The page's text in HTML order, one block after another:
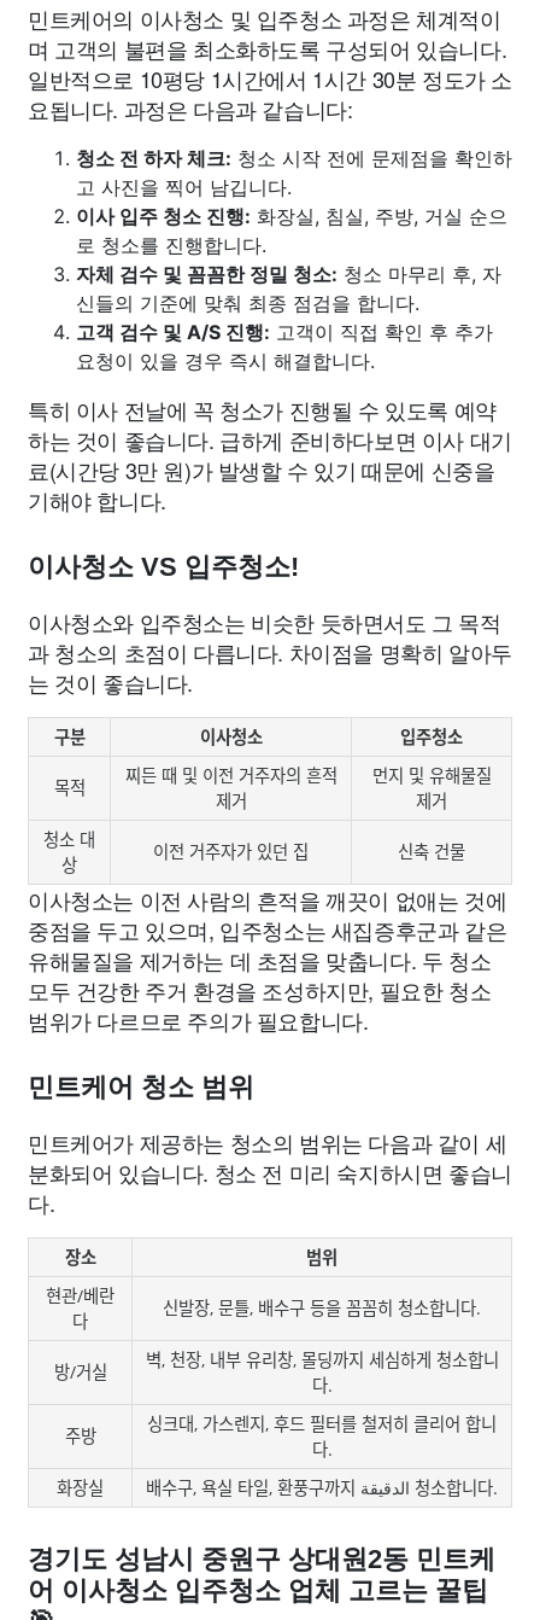
민트케어의 이사청소 및 입주청소 과정은 체계적이
며 고객의 불편을 최소화하도록 구성되어 있습니다.
일반적으로 10평당 1시간에서 1시간 30분 정도가 소
요됩니다. 과정은 다음과 같습니다:
청소 전 하자 체크: 청소 시작 전에 문제점을 확인하
고 사진을 찍어 남깁니다.
이사 입주 청소 진행: 화장실, 침실, 주방, 거실 순으
로 청소를 진행합니다.
자체 검수 및 꼼꼼한 정밀 청소: 청소 마무리 후, 자
신들의 기준에 맞춰 최종 점검을 합니다.
고객 검수 및 A/S 진행: 고객이 직접 확인 후 추가
요청이 있을 경우 즉시 해결합니다.
특히 이사 전날에 꼭 청소가 진행될 수 있도록 예약
하는 것이 좋습니다. 급하게 준비하다보면 이사 대기
료(시간당 3만 원)가 발생할 수 있기 때문에 신중을
기해야 합니다.
이사청소 VS 입주청소!
이사청소와 입주청소는 비슷한 듯하면서도 그 목적
과 청소의 초점이 다릅니다. 차이점을 명확히 알아두
는 것이 좋습니다.
구분 이사청소 입주청소
목적
찌든 때 및 이전 거주자의 흔적
제거
먼지 및 유해물질
제거
청소 대
상
이전 거주자가 있던 집 신축 건물
이사청소는 이전 사람의 흔적을 깨끗이 없애는 것에
중점을 두고 있으며, 입주청소는 새집증후군과 같은
유해물질을 제거하는 데 초점을 맞춥니다. 두 청소
모두 건강한 주거 환경을 조성하지만, 필요한 청소
범위가 다르므로 주의가 필요합니다.
민트케어 청소 범위
민트케어가 제공하는 청소의 범위는 다음과 같이 세
분화되어 있습니다. 청소 전 미리 숙지하시면 좋습니
다.
장소
범위
현관/베란
다
신발장, 문틀, 배수구 등을 꼼꼼히 청소합니다.
방/거실
벽, 천장, 내부 유리창, 몰딩까지 세심하게 청소합니
다.
주방
싱크대, 가스렌지, 후드 필터를 철저히 클리어 합니
다.
화장실
배수구, 욕실 타일, 환풍구까지 الدقيقة 청소합니다.
경기도 성남시 중원구 상대원2동 민트케
어 이사청소 입주청소 업체 고르는 꿀팁